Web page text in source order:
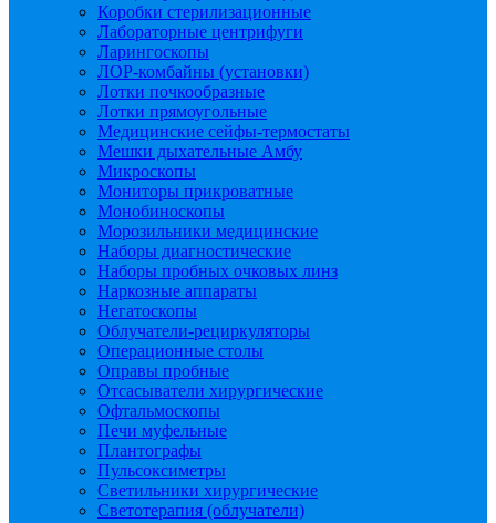
Коробки стерилизационные
Лабораторные центрифуги
Ларингоскопы
ЛОР-комбайны (установки)
Лотки почкообразные
Лотки прямоугольные
Медицинские сейфы-термостаты
Мешки дыхательные Амбу
Микроскопы
Мониторы прикроватные
Монобиноскопы
Морозильники медицинские
Наборы диагностические
Наборы пробных очковых линз
Наркозные аппараты
Негатоскопы
Облучатели-рециркуляторы
Операционные столы
Оправы пробные
Отсасыватели хирургические
Офтальмоскопы
Печи муфельные
Плантографы
Пульсоксиметры
Светильники хирургические
Светотерапия (облучатели)